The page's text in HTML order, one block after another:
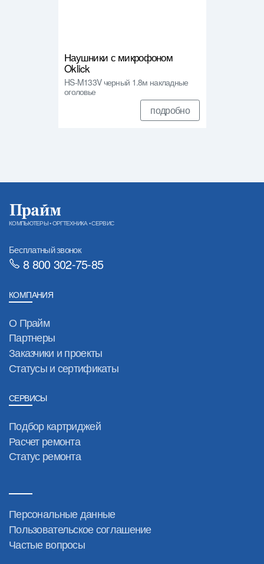
Наушники с микрофоном
Oklick
HS-M133V черный 1.8м накладные
оголовье
подробно
КОМПЬЮТЕРЫ • ОРГТЕХНИКА • СЕРВИС
Бесплатный звонок
8 800 302-75-85
КОМПАНИЯ
О Прайм
Партнеры
Заказчики и проекты
Статусы и сертификаты
СЕРВИСЫ
Подбор картриджей
Расчет ремонта
Статус ремонта
Персональные данные
Пользовательское соглашение
Частые вопросы